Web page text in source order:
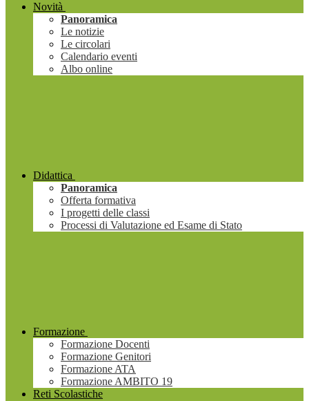
Novità
Panoramica
Le notizie
Le circolari
Calendario eventi
Albo online
Didattica
Panoramica
Offerta formativa
I progetti delle classi
Processi di Valutazione ed Esame di Stato
Formazione
Formazione Docenti
Formazione Genitori
Formazione ATA
Formazione AMBITO 19
Reti Scolastiche